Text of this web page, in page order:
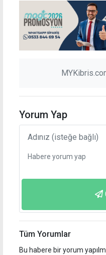
Yorum Yap
Tüm Yorumlar
Bu habere bir yorum